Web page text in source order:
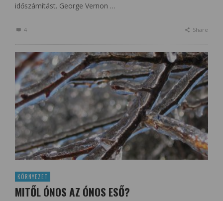
időszámítást. George Vernon …
4 Share
KÖRNYEZET
MITŐL ÓNOS AZ ÓNOS ESŐ?